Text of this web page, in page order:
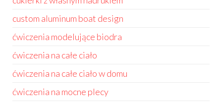
custom aluminum boat design
ćwiczenia modelujące biodra
ćwiczenia na całe ciało
ćwiczenia na całe ciało w domu
ćwiczenia na mocne plecy